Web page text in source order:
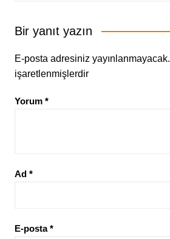
Bir yanıt yazın
E-posta adresiniz yayınlanmayacak.
işaretlenmişlerdir
Yorum *
Ad *
E-posta*